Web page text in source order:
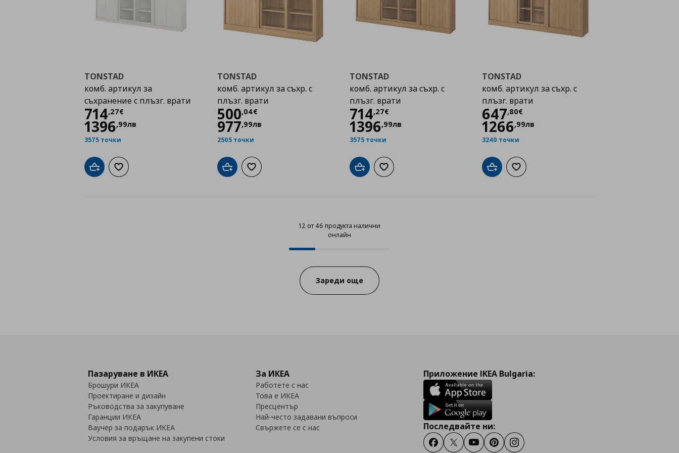
TONSTAD
комб. артикул за
съхранение с плъзг. врати
714,27€
Цена
1396,99лв
3575 точки
Добави в кошницата
Добави към списъка с любими
TONSTAD
комб. артикул за съхр. с
плъзг. врати
500,04€
Цена500,04 €
977,99лв
2505 точки
Добави в кошницата
Добави към списъка с любими
TONSTAD
комб. артикул за съхр. с
плъзг. врати
714,27€
Цена
1396,99лв
3575 точки
Добави в кошницата
Добави към списъка с любими
TONSTAD
комб. артикул за съхр. с
плъзг. врати
647,80€
Цена647,80 €
1266,99лв
3240 точки
Добави в кошницата
Добави към списъка с любими
12 от 46 продукта налични
онлайн
12 от 46 продукта налични онлайн
Progress:
Зареди още
Пазаруване в ИКЕА
Брошури ИКЕА
Проектиране и дизайн
Ръководства за закупуване
Гаранции ИКЕА
Ваучер за подарък ИКЕА
Условия за връщане на закупени стоки
За ИКЕА
Работете с нас
Това е ИКЕА
Пресцентър
Най-често задавани въпроси
Свържете се с нас
Приложение IKEA Bulgaria:
Последвайте ни:
FacebookTwitterYoutubePinterestInstagram